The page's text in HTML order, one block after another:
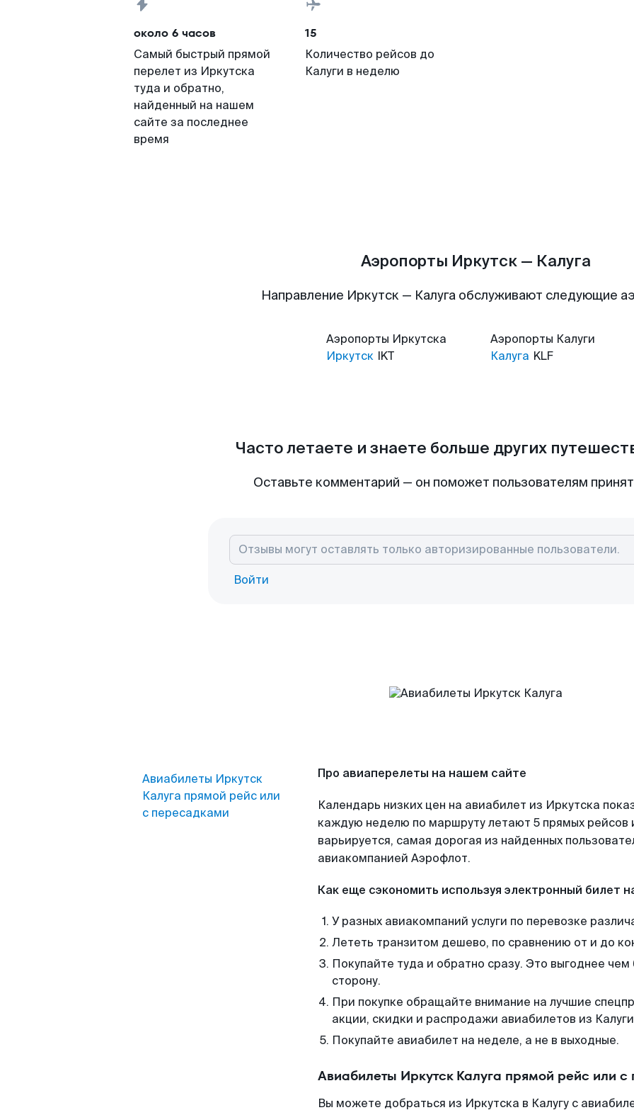
около 6 часов
Самый быстрый прямой
перелет из Иркутска
туда и обратно,
найденный на нашем
сайте за последнее
время
15
Количество рейсов до
Калуги в неделю
Аэропорты Иркутск — Калуга
Направление Иркутск — Калуга обслуживают следующие
Аэропорты Иркутска
Иркутск IKT
Аэропорты Калуги
Калуга KLF
Часто летаете и знаете больше других
Оставьте комментарий — он поможет пользователям
Войти
Авиабилеты Иркутск
Калуга прямой рейс или
с пересадками
Про авиаперелеты на нашем сайте
Календарь низких цен на авиабилет из Иркутска
каждую неделю по маршруту летают 5 прямых рейсов
варьируется, самая дорогая из найденных
авиакомпанией Аэрофлот.
Как еще сэкономить используя электронный билет
У разных авиакомпаний услуги по перевозке
Лететь транзитом дешево, по сравнению от и до
Покупайте туда и обратно сразу. Это выгоднее чем
сторону.
При покупке обращайте внимание на лучшие
акции, скидки и распродажи авиабилетов из
Покупайте авиабилет на неделе, а не в выходные.
Авиабилеты Иркутск Калуга прямой рейс или
Вы можете добраться из Иркутска в Калугу с